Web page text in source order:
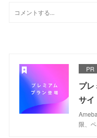
PR
プ
サイ
限、